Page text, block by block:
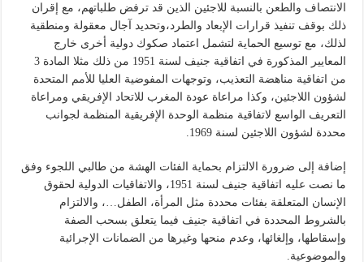
الانتصاف والطعن بالنسبة للاجئين الذين قد ترفض طلباتهم، مع إقران
ذلك بوقف تنفيذ قرارات الإبعاد والطرد،وتحديد آجال معقولة ومنطقية
لذلك، مع توسيع الحماية لتشمل اعتماد صكوك دولية أخرى خارج
المعايير المذكورة في اتفاقية جنيف لسنة 1951 من ذلك مثلا المادة 3
من اتفاقية مناهضة التعذيب، وتوجهات المفوضية العليا للأمم المتحدة
لشؤون اللاجئين، وكذا مراعاة عودة المغرب للاتحاد الإفريقي ومراعاة
التعريف الواسع لاتفاقية منظمة الوحدة الإفريقية المنظمة لجوانب
محددة لشؤون اللاجئين لسنة 1969.
إضافة إلى ضرورة الالتزام بحماية الفئات الهشة من طالبي اللجوء وفق
ما نصت عليه اتفاقية جنيف لسنة 1951، والاتفاقيات الدولية لحقوق
الإنسان المتعلقة بفئات محددة مثل المرأة، الطفل…، والالتزام
بالشروط المحددة في اتفاقية جنيف فيما يتعلق بسحب الصفة
وإسقاطها، وإلغائها، وعدم منحها وغيرها من الضمانات الإجرائية
والموضوعية.